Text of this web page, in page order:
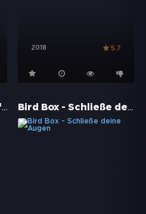
2018 5.7
Unsichtbarer Angreifer Bird Box - Schließe deine Augen